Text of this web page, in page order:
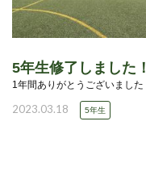
5年生修了しました！
1年間ありがとうございました
2023.03.18 5年生